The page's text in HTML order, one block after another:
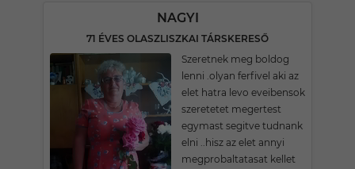
NAGYI
71 ÉVES OLASZLISZKAI TÁRSKERESŐ
Szeretnek meg boldog
lenni .olyan ferfivel aki az
elet hatra levo eveibensok
szeretetet megertest
egymast segitve tudnank
elni ..hisz az elet annyi
megprobaltatasat kellet